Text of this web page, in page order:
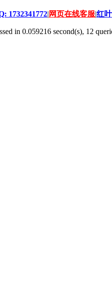
1732341772| 网页在线客服|红
in 0.059216 second(s), 12